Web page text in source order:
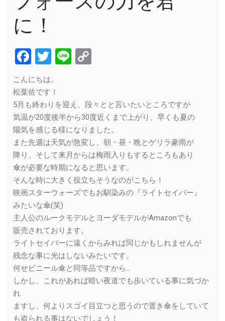
に！
Facebook
Twitter
Line
こんにちは。
松葉佐です！
5月も終わりを迎え、段々とと言いたいところですが
気温が20度後半から30度近くまで上がり、早くも夏の
陽気を感じる様になりました。
また先週は天気が急変し、朝・昼・晩とゲリラ豪雨が
降り、そして来月からは梅雨入りもするところもあり
傘が必要な時期になると思います。
そんな時に大きく役立ちそうなのがこちら！
映画スターウォーズでもお馴染みの『ライトセイバー』
みたいな傘(笑)
主人公のルークモデルとヨーダモデルがAmazonでも
販売されております。
ライトセイバーに遠くからみれば同じかもしれませんが
残念な事に光はしないみたいです。
何せビニール傘と同等品ですから…
しかし、これがあれば暗い夜道でも歩いている事に気づか
れ
ますし、何よりスゴイ目立つと思うので置き傘をしていて
も盗られる事はないでしょう！